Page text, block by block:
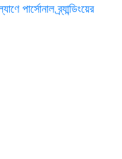
পার্সোনাল ব্র্যান্ডিংয়ের